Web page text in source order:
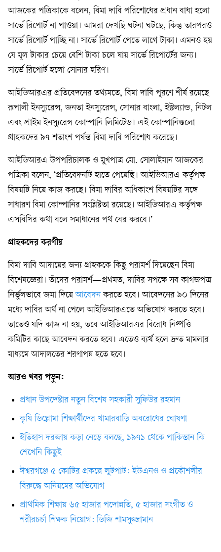
আজকের পত্রিকাকে বলেন, বিমা দাবি পরিশোধের প্রধান বাধা হলো
সার্ভে রিপোর্ট না পাওয়া। আমরা দেখছি ঘটনা ঘটছে, কিন্তু তারপরও
সার্ভে রিপোর্ট পাচ্ছি না। সার্ভে রিপোর্ট পেতে লাগে টাকা। এমনও হয়
যে মূল টাকার চেয়ে বেশি টাকা চলে যায় সার্ভে রিপোর্টের জন্য।
সার্ভে রিপোর্ট হলো সোনার হরিণ।
আইডিআরএর প্রতিবেদনের তথ্যমতে, বিমা দাবি পূরণে শীর্ষ রয়েছে
রূপালী ইনস্যুরেন্স, জনতা ইনস্যুরেন্স, সোনার বাংলা, ইস্টল্যান্ড, নিটল
এবং প্রাইম ইনস্যুরেন্স কোম্পানি লিমিটেড। এই কোম্পানিগুলো
গ্রাহকদের ৯৭ শতাংশ পর্যন্ত বিমা দাবি পরিশোধ করেছে।
আইডিআরএ উপপরিচালক ও মুখপাত্র মো. সোলাইমান আজকের
পত্রিকা বলেন, ‘প্রতিবেদনটি হাতে পেয়েছি। আইডিআরএ কর্তৃপক্ষ
বিষয়টি নিয়ে কাজ করছে। বিমা দাবির অধিকাংশ বিষয়টির সঙ্গে
সাধারণ বিমা কোম্পানির সংশ্লিষ্টতা রয়েছে। আইডিআরএ কর্তৃপক্ষ
এসবিসির কথা বলে সমাধানের পথ বের করবে।’
গ্রাহকদের করণীয়
বিমা দাবি আদায়ের জন্য গ্রাহককে কিছু পরামর্শ দিয়েছেন বিমা
বিশেষজ্ঞেরা। তাঁদের পরামর্শ—প্রথমত, দাবির সপক্ষে সব কাগজপত্র
নির্ভুলভাবে জমা দিয়েআবেদনকরতে হবে। আবেদনের ৯০ দিনের
মধ্যে দাবির অর্থ না পেলে আইডিআরএতে অভিযোগ করতে হবে।
তাতেও যদি কাজ না হয়, তবে আইডিআরএর বিরোধ নিষ্পত্তি
কমিটির কাছে আবেদন করতে হবে। এতেও ব্যর্থ হলে দ্রুত মামলার
মাধ্যমে আদালতের শরণাপন্ন হতে হবে।
আরও খবর পড়ুন:
প্রধান উপদেষ্টার নতুন বিশেষ সহকারী সুফিউর রহমান
কৃষি ডিপ্লোমা শিক্ষার্থীদের খামারবাড়ি অবরোধের ঘোষণা
ইতিহাস দরজায় কড়া নেড়ে বলছে, ১৯৭১ থেকে পাকিস্তান কি
শেখেনি কিছুই
ঈশ্বরগঞ্জে ৫ কোটির প্রকল্পে লুটপাট: ইউএনও ও প্রকৌশলীর
বিরুদ্ধে অনিয়মের অভিযোগ
প্রাথমিক শিক্ষায় ৬৫ হাজার পদোন্নতি, ৫ হাজার সংগীত ও
শরীরচর্চা শিক্ষক নিয়োগ: ডিজি শামসুজ্জামান